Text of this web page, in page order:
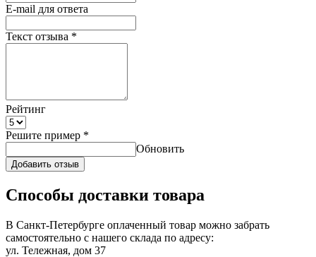
E-mail для ответа
Текст отзыва *
Рейтинг
Решите пример *
Обновить
Добавить отзыв
Способы доставки товара
В Санкт-Петербурге оплаченный товар можно забрать
самостоятельно с нашего склада по адресу:
ул. Тележная, дом 37